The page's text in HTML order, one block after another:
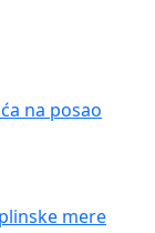
na posao
mere